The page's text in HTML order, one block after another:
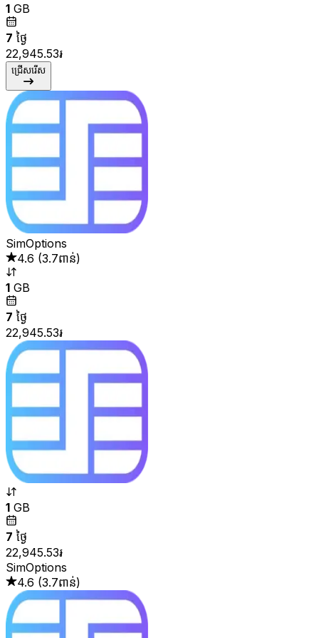
1 GB
7 ថ្ងៃ
22,945.53៛
ជ្រើសរើស
SimOptions
4.6 (3.7ពាន់)
1 GB
7 ថ្ងៃ
22,945.53៛
1 GB
7 ថ្ងៃ
22,945.53៛
SimOptions
4.6 (3.7ពាន់)